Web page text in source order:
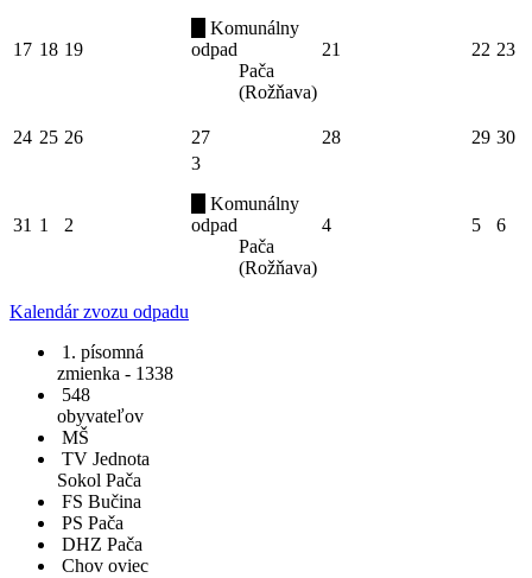
17 18 19
Komunálny
odpad
Pača
(Rožňava)
21 22 23
24 25 26 27 28 29 30
31 1 2
3
Komunálny
odpad
Pača
(Rožňava)
4 5 6
Kalendár zvozu odpadu
1. písomná
zmienka - 1338
548
obyvateľov
MŠ
TV Jednota
Sokol Pača
FS Bučina
PS Pača
DHZ Pača
Chov oviec